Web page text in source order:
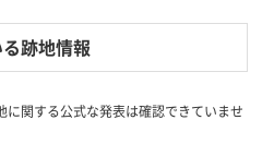
跡地情報
関する公式な発表は確認できていませ